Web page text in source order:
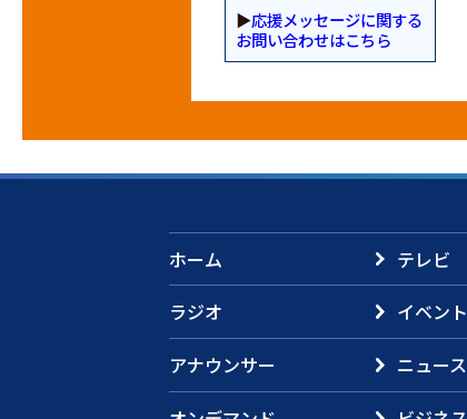
▶応援メッセージに関する
お問い合わせはこちら
ホーム
テレビ
ラジオ
イベント
アナウンサー
ニュース